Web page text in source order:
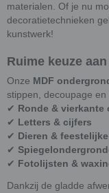
materialen. Of je nu
decoratietechnieken
kunstwerk!
Ruime keuze
Onze MDF
stippen, decoupage
✔ Ronde & vierkante
✔ Letters & cijfers
✔ Dieren &
✔
✔ Fotolijsten &
Dankzij de gladde